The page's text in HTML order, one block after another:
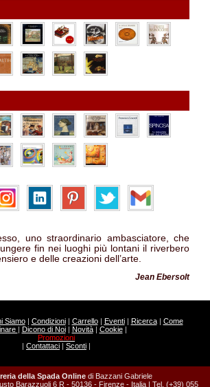
uno straordinario ambasciatore, che
fin nei luoghi più lontani il riverbero
e delle creazioni dell’arte.
Jean Ebersolt
Siamo| Condizioni| Carrello| Eventi| Ricerca| Come
| Dicono di Noi| Novità| Cookie|
Promozioni
| Contattaci | Sconti |
della Spada Online di Bazzani Gabriele
Barazzuoli 6 R - 50136 - Firenze - Italia | Tel. (+39) 055